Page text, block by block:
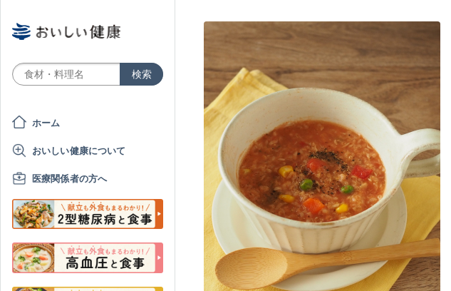
ホーム
おいしい健康について
医療関係者の方へ